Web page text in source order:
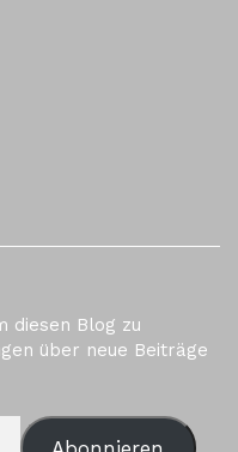
diesen Blog zu
über neue Beiträge